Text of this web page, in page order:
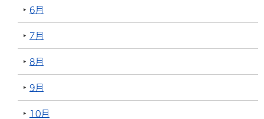
6月
7月
8月
9月
10月